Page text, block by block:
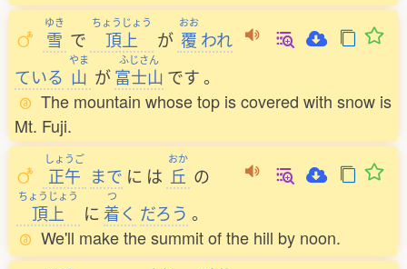
ゆき
雪 で
ちょうじょう
頂上 が
おお
覆 われ
ている
やま
山 が
ふじさん
富士山 です。
The mountain whose top is covered with snow is
Mt. Fuji.
しょうご
正午 まで に は
おか
丘 の
ちょうじょう
頂上 に
つ
着く だろう 。
We'll make the summit of the hill by noon.